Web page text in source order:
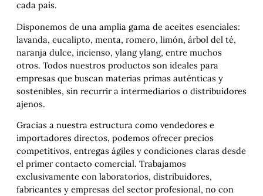
cada país.
Disponemos de una amplia gama de aceites esenciales:
lavanda, eucalipto, menta, romero, limón, árbol del té,
naranja dulce, incienso, ylang ylang, entre muchos
otros. Todos nuestros productos son ideales para
empresas que buscan materias primas auténticas y
sostenibles, sin recurrir a intermediarios o distribuidores
ajenos.
Gracias a nuestra estructura como vendedores e
importadores directos, podemos ofrecer precios
competitivos, entregas ágiles y condiciones claras desde
el primer contacto comercial. Trabajamos
exclusivamente con laboratorios, distribuidores,
fabricantes y empresas del sector profesional, no con